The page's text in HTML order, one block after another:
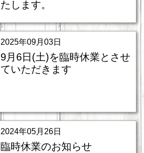
たします。
2025年09月03日
9月6日(土)を臨時休業とさせ
ていただきます
2024年05月26日
臨時休業のお知らせ